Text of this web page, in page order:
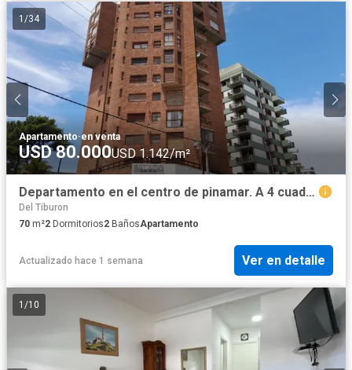
1 /34
Apartamento·en venta
USD 80.000USD 1.142/m²
Departamento en el centro de pinamar. A 4 cuadras de la playa
Del Tiburon
70 m²2 Dormitorios2 BañosApartamento
Actualizado hace 1 semana Ver en detalle
1 /10